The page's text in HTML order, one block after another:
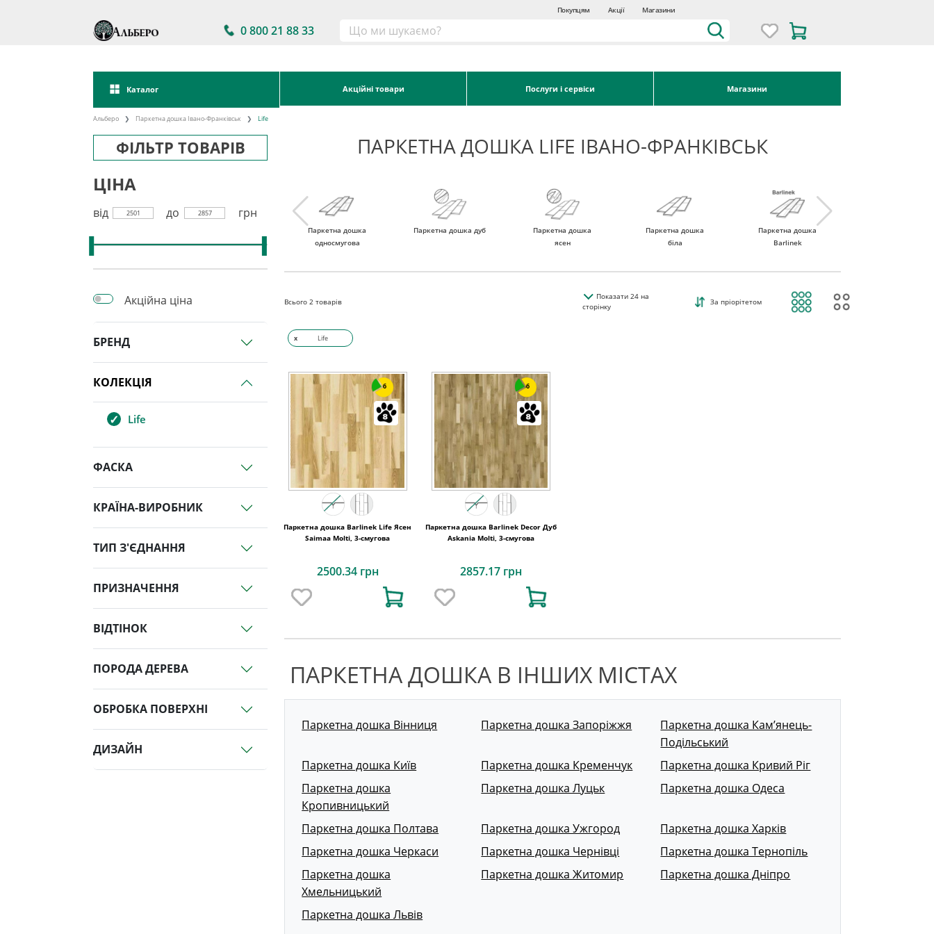
Покупцям Акції Магазини
0 800 21 88 33
Каталог Акційні товари Послуги і сервіси Магазини
Альберо Паркетна дошка Івано-Франківськ Life
ФІЛЬТР ТОВАРІВ ПАРКЕТНА ДОШКА LIFE ІВАНО-ФРАНКІВСЬК
ЦІНА
від 2501 до 2857 грн
Акційна ціна
БРЕНД
КОЛЕКЦІЯ
Life
ФАСКА
КРАЇНА-ВИРОБНИК
ТИП З'ЄДНАННЯ
ПРИЗНАЧЕННЯ
ВІДТІНОК
ПОРОДА ДЕРЕВА
ОБРОБКА ПОВЕРХНІ
ДИЗАЙН
Україна
дошку
Паркетна дошка
односмугова
Паркетна дошка дуб
Паркетна дошка
ясен
Паркетна дошка
біла
Паркетна дошка
Barlinek
Всього2 товарів
Показати24на
сторінку
За пріорітетом
x Life
6
Паркетна дошка Barlinek Life Ясен
Saimaa Molti, 3-смугова
2500.34 грн
6
Паркетна дошка Barlinek Decor Дуб
Askania Molti, 3-смугова
2857.17 грн
ПАРКЕТНА ДОШКА В ІНШИХ МІСТАХ
Паркетна дошка Вінниця Паркетна дошка Запоріжжя
Паркетна дошка Кам’янець-
Подільський
Паркетна дошка Київ
Паркетна дошка Кременчук
Паркетна дошка Кривий Ріг
Паркетна дошка
Кропивницький
Паркетна дошка Луцьк Паркетна дошка Одеса
Паркетна дошка Полтава Паркетна дошка Ужгород
Паркетна дошка Харків
Паркетна дошка Черкаси
Паркетна дошка Чернівці
Паркетна дошка Тернопіль
Паркетна дошка
Хмельницький
Паркетна дошка Житомир Паркетна дошка Дніпро
Паркетна дошка Львів